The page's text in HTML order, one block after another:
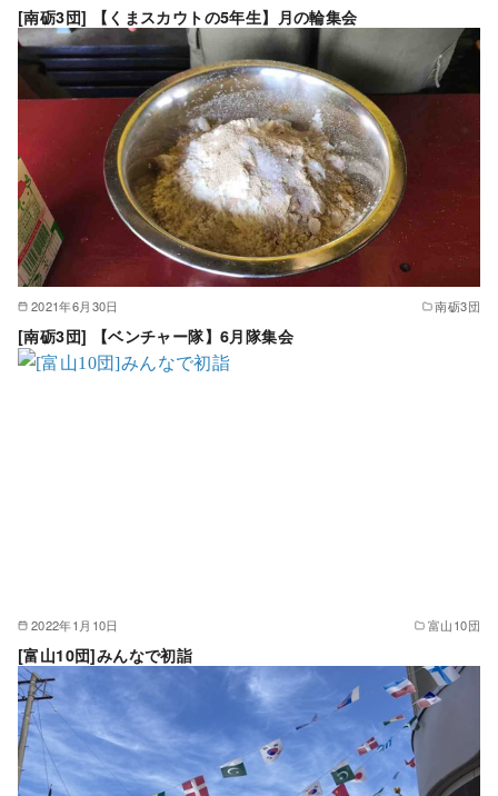
[南砺3団] 【くまスカウトの5年生】月の輪集会
2021年6月30日 南砺3団
[南砺3団] 【ベンチャー隊】6月隊集会
2022年1月10日 富山10団
[富山10団]みんなで初詣